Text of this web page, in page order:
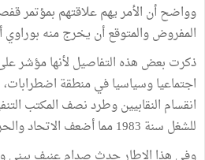
وواضح أن الأمر يهم علاقتهم بمؤتمر
المفروض والمتوقع أن يخرج منه بوراوي
ذكرت بعض هذه التفاصيل لأنها مؤشر
اجتماعيا وسياسيا في منطقة
انقسام النقابيين وطرد نصف المكتب
للشغل سنة 1983 مما أضعف الاتحاد والحركة النقابية التونسية.